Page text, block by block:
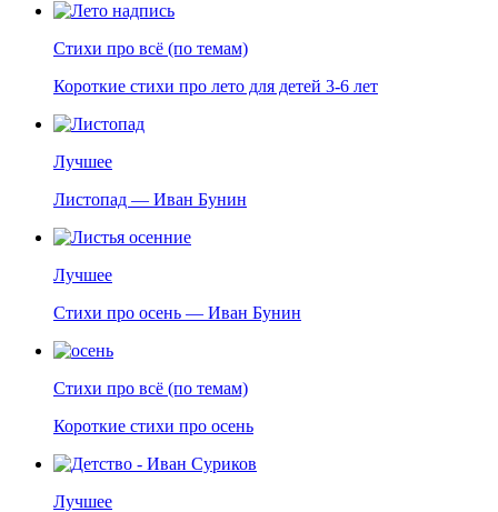
Стихи про всё (по темам)
Короткие стихи про лето для детей 3-6 лет
Лучшее
Листопад — Иван Бунин
Лучшее
Стихи про осень — Иван Бунин
Стихи про всё (по темам)
Короткие стихи про осень
Лучшее